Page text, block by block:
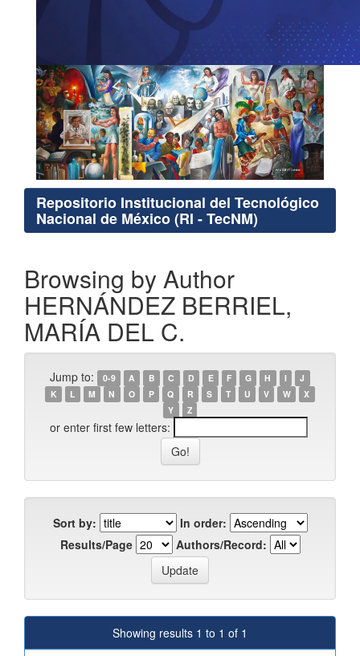
Repositorio Institucional del Tecnológico
Nacional de México (RI - TecNM)
Browsing by Author
HERNÁNDEZ BERRIEL,
MARÍA DEL C.
Jump to: 0-9 A B C D E F G H I
J
K
L M N O P Q R S T U V W
X
Y
Z
or enter first few letters:
Sort by:
In order:
Results/Page
Authors/Record:
Showing results 1 to 1 of 1